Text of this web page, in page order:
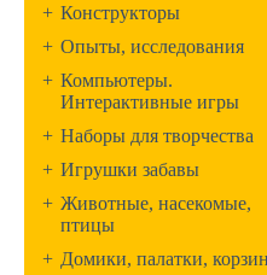
+ Конструкторы
+ Опыты, исследования
+ Компьютеры.
Интерактивные игры
+ Наборы для творчества
+ Игрушки забавы
+ Животные, насекомые,
птицы
+ Домики, палатки,